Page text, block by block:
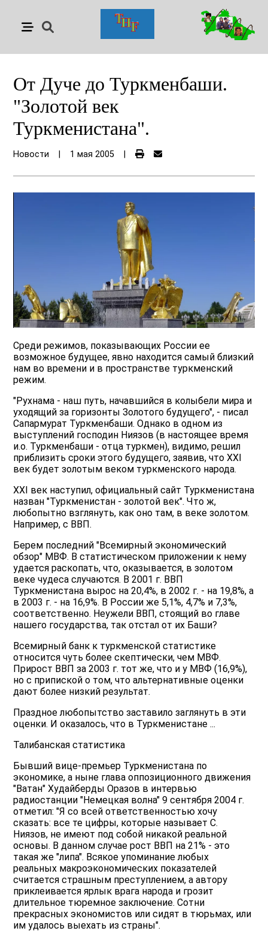
От Дуче до Туркменбаши.
"Золотой век
Туркменистана".
Новости 1 мая 2005
Среди режимов, показывающих России ее
возможное будущее, явно находится самый близкий
нам во времени и в пространстве туркменский
режим.
"Рухнама - наш путь, начавшийся в колыбели мира и
уходящий за горизонты Золотого будущего", - писал
Сапармурат Туркменбаши. Однако в одном из
выступлений господин Ниязов (в настоящее время
и.о. Туркменбаши - отца туркмен), видимо, решил
приблизить сроки этого будущего, заявив, что XXI
век будет золотым веком туркменского народа.
XXI век наступил, официальный сайт Туркменистана
назван "Туркменистан - золотой век". Что ж,
любопытно взглянуть, как оно там, в веке золотом.
Например, с ВВП.
Берем последний "Всемирный экономический
обзор" МВФ. В статистическом приложении к нему
удается раскопать, что, оказывается, в золотом
веке чудеса случаются. В 2001 г. ВВП
Туркменистана вырос на 20,4%, в 2002 г. - на 19,8%, а
в 2003 г. - на 16,9%. В России же 5,1%, 4,7% и 7,3%,
соответственно. Неужели ВВП, стоящий во главе
нашего государства, так отстал от их Баши?
Всемирный банк к туркменской статистике
относится чуть более скептически, чем МВФ.
Прирост ВВП за 2003 г. тот же, что и у МВФ (16,9%),
но с припиской о том, что альтернативные оценки
дают более низкий результат.
Праздное любопытство заставило заглянуть в эти
оценки. И оказалось, что в Туркменистане ...
Талибанская статистика
Бывший вице-премьер Туркменистана по
экономике, а ныне глава оппозиционного движения
"Ватан" Худайберды Оразов в интервью
радиостанции "Немецкая волна" 9 сентября 2004 г.
отметил: "Я со всей ответственностью хочу
сказать: все те цифры, которые называет С.
Ниязов, не имеют под собой никакой реальной
основы. В данном случае рост ВВП на 21% - это
такая же "липа". Всякое упоминание любых
реальных макроэкономических показателей
считается страшным преступлением, а автору
приклеивается ярлык врага народа и грозит
длительное тюремное заключение. Сотни
прекрасных экономистов или сидят в тюрьмах, или
им удалось выехать из страны".